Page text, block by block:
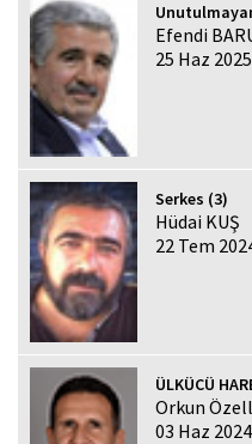
Efendi
25 Haz 2025
Serkes (3)
Hüdai KUŞ
22 Tem
ÜLKÜCÜ
Orkun
03 Haz 2024